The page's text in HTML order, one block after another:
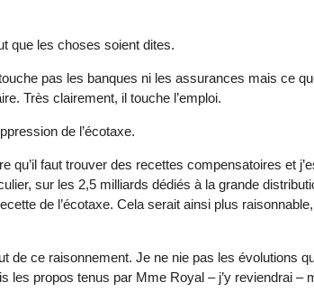
que les choses soient dites.
pas les banques ni les assurances mais ce
Très clairement, il touche l’emploi.
de l’écotaxe.
qu’il faut trouver des recettes compensatoires et
sur les 2,5 milliards dédiés à la grande
de l’écotaxe. Cela serait ainsi plus
de ce raisonnement. Je ne nie pas les évolutions
les propos tenus par Mme Royal – j’y reviendrai –